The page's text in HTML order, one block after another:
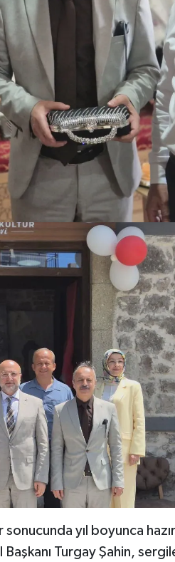
yıl boyunca
Turgay Şahin,